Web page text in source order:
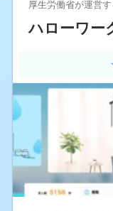
厚生労働省が運営
ハローワー